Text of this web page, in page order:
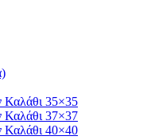
Καλάθι 35×35
Καλάθι 37×37
Καλάθι 40×40